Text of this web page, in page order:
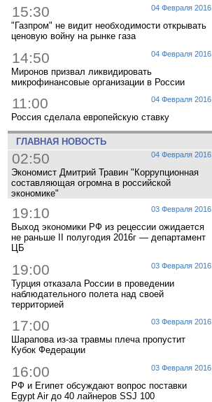
04 Февраля 2016
15:30
"Газпром" не видит необходимости открывать
ценовую войну на рынке газа
04 Февраля 2016
14:50
Миронов призвал ликвидировать
микрофинансовые организации в России
04 Февраля 2016
11:00
Россия сделала европейскую ставку
ГЛАВНАЯ НОВОСТЬ
04 Февраля 2016
02:50
Экономист Дмитрий Травин "Коррупционная
составляющая огромна в российской
экономике"
03 Февраля 2016
19:10
Выход экономики РФ из рецессии ожидается
не раньше II полугодия 2016г — департамент
ЦБ
03 Февраля 2016
19:00
Турция отказала России в проведении
наблюдательного полета над своей
территорией
03 Февраля 2016
17:00
Шарапова из-за травмы плеча пропустит
Кубок Федерации
03 Февраля 2016
16:00
РФ и Египет обсуждают вопрос поставки
Egypt Air до 40 лайнеров SSJ 100